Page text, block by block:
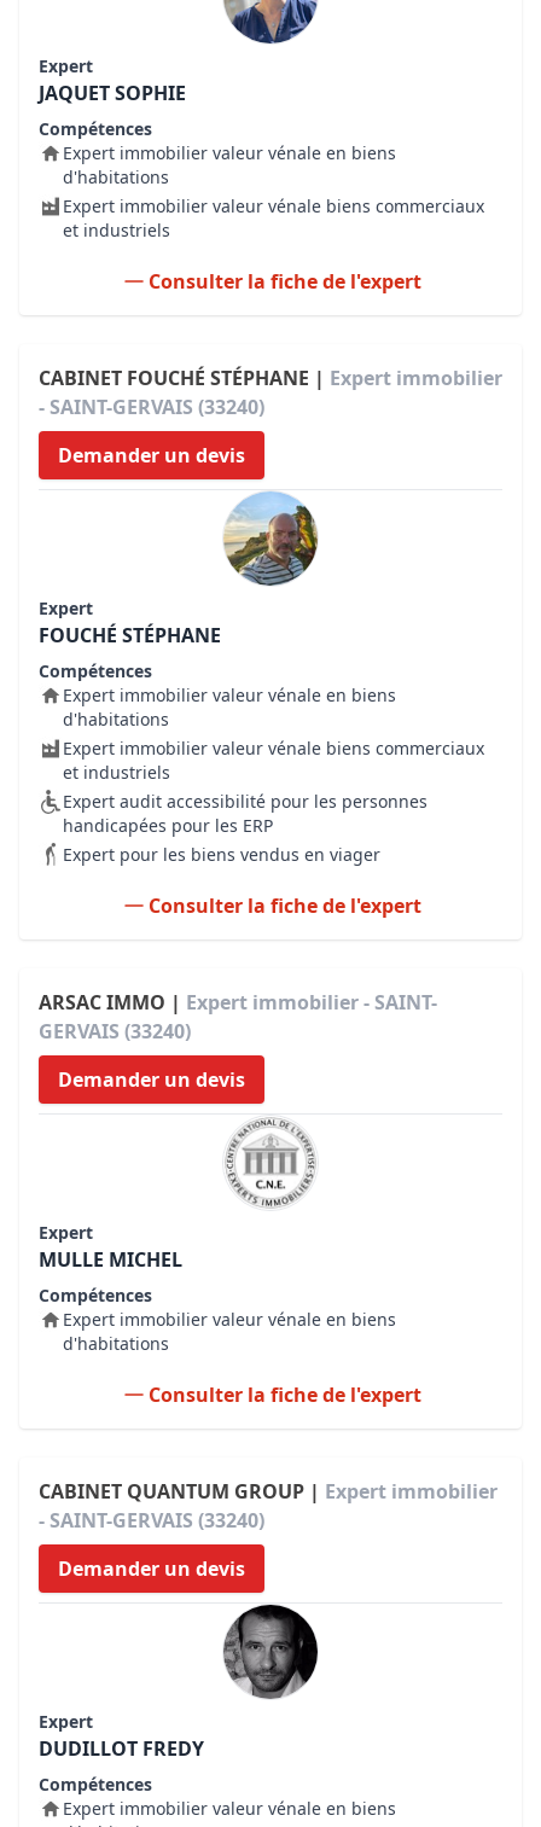
Expert
JAQUET SOPHIE
Compétences
Expert immobilier valeur vénale en biens
d'habitations
Expert immobilier valeur vénale biens commerciaux
et industriels
Consulter la fiche de l'expert
CABINET FOUCHÉ STÉPHANE | Expert immobilier
- SAINT-GERVAIS (33240)
Demander un devis
Expert
FOUCHÉ STÉPHANE
Compétences
Expert immobilier valeur vénale en biens
d'habitations
Expert immobilier valeur vénale biens commerciaux
et industriels
Expert audit accessibilité pour les personnes
handicapées pour les ERP
Expert pour les biens vendus en viager
Consulter la fiche de l'expert
ARSAC IMMO | Expert immobilier - SAINT-
GERVAIS (33240)
Demander un devis
Expert
MULLE MICHEL
Compétences
Expert immobilier valeur vénale en biens
d'habitations
Consulter la fiche de l'expert
CABINET QUANTUM GROUP | Expert immobilier
- SAINT-GERVAIS (33240)
Demander un devis
Expert
DUDILLOT FREDY
Compétences
Expert immobilier valeur vénale en biens